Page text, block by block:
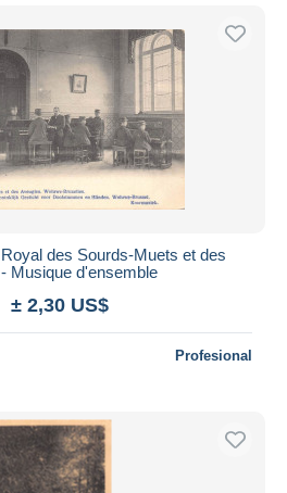
des Sourds-Muets et des
Musique d'ensemble
± 2,30 US$
Profesional